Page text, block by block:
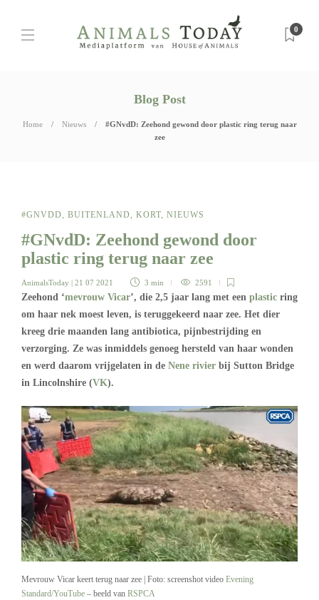
0
Blog Post
Home Nieuws
#GNvdD: Zeehond gewond door plastic ring terug naar
zee
#GNVDD, BUITENLAND, KORT, NIEUWS
#GNvdD: Zeehond gewond door
plastic ring terug naar zee
AnimalsToday | 21 07 2021 3 min 2591
Zeehond ‘mevrouw Vicar’, die 2,5 jaar lang met een plastic ring
om haar nek moest leven, is teruggekeerd naar zee. Het dier
kreeg drie maanden lang antibiotica, pijnbestrijding en
verzorging. Ze was inmiddels genoeg hersteld van haar wonden
en werd daarom vrijgelaten in de Nene rivier bij Sutton Bridge
in Lincolnshire (VK).
Mevrouw Vicar keert terug naar zee | Foto: screenshot video Evening
Standard/YouTube – beeld van RSPCA